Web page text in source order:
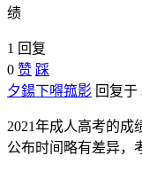
绩
1 回复
0 赞 踩
夕鍚下嘚箛影 回复于
2021年成人高考的成
公布时间略有差异，